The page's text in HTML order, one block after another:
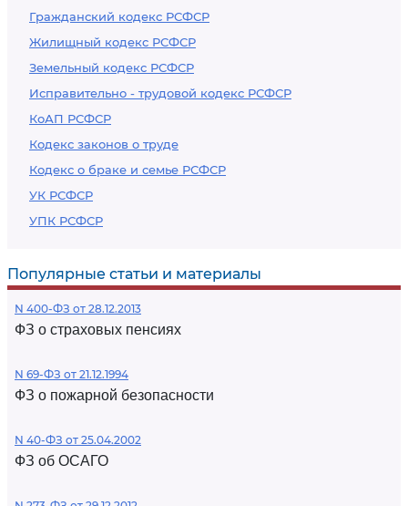
Гражданский кодекс РСФСР
Жилищный кодекс РСФСР
Земельный кодекс РСФСР
Исправительно - трудовой кодекс РСФСР
КоАП РСФСР
Кодекс законов о труде
Кодекс о браке и семье РСФСР
УК РСФСР
УПК РСФСР
Популярные статьи и материалы
N 400-ФЗ от 28.12.2013
ФЗ о страховых пенсиях
N 69-ФЗ от 21.12.1994
ФЗ о пожарной безопасности
N 40-ФЗ от 25.04.2002
ФЗ об ОСАГО